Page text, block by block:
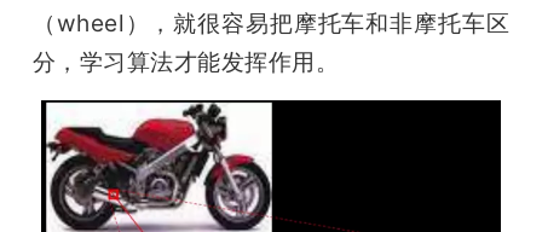
（wheel），就很容易把摩托车和非摩托车区
分，学习算法才能发挥作用。